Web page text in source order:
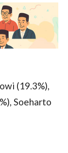
(19.3%),
Soeharto